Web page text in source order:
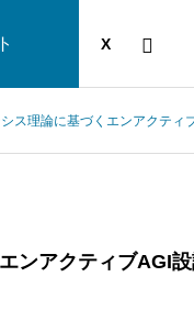
X
ス理論に基づくエンアクテ
ンアクティブAGI